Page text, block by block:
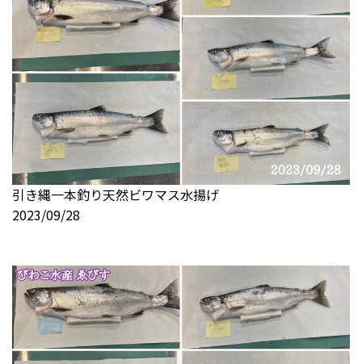
引き縄一本釣り天然ビワマス水揚げ
2023/09/28